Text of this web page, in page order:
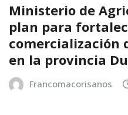
Ministerio de
plan para
comercialización
en la provincia
Francomacorisanos